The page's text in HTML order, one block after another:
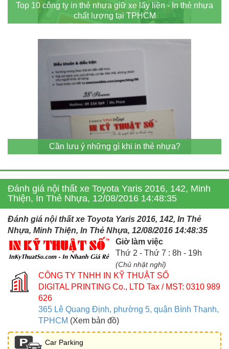
Top 10 công ty in thẻ nhựa giữ xe lấy liền - In thẻ nhựa
chất lượng tại TPHCM
Cần lưu ý những gì khi in thẻ nhựa?
Đánh giá nội thất xe Toyota Yaris 2016, 142, Minh
Thiện, In Thẻ Nhựa, 12/08/2016 14:48:35
Đánh giá nội thất xe Toyota Yaris 2016, 142, In Thẻ
Nhựa, Minh Thiện, In Thẻ Nhựa, 12/08/2016 14:48:35
Giờ làm việc
Thứ 2 - Thứ 7 : 8h - 19h
(Chủ nhật nghỉ)
CÔNG TY TNHH IN KỸ THUẬT SỐ
DIGITAL PRINTING Co., LTD Tax / MST: 0310 989
626
365 Lê Quang Định, phường 5, quận Bình Thạnh,
TPHCM (Xem bản đồ)
Car Parking